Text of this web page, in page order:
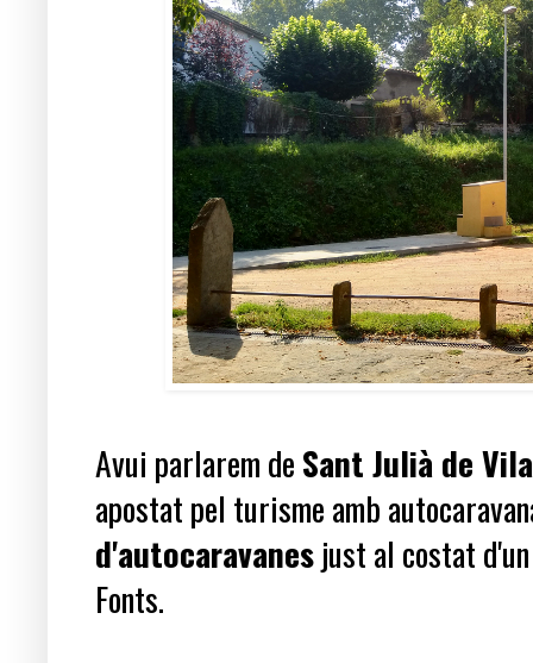
Avui parlarem deSant Julià de
apostat pel turisme amb
d'autocaravanesjust al costat
Fonts.